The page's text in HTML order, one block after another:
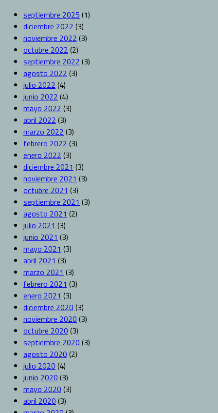
septiembre 2025 (1)
diciembre 2022 (3)
noviembre 2022 (3)
octubre 2022 (2)
septiembre 2022 (3)
agosto 2022 (3)
julio 2022 (4)
junio 2022 (4)
mayo 2022 (3)
abril 2022 (3)
marzo 2022 (3)
febrero 2022 (3)
enero 2022 (3)
diciembre 2021 (3)
noviembre 2021 (3)
octubre 2021 (3)
septiembre 2021 (3)
agosto 2021 (2)
julio 2021 (3)
junio 2021 (3)
mayo 2021 (3)
abril 2021 (3)
marzo 2021 (3)
febrero 2021 (3)
enero 2021 (3)
diciembre 2020 (3)
noviembre 2020 (3)
octubre 2020 (3)
septiembre 2020 (3)
agosto 2020 (2)
julio 2020 (4)
junio 2020 (3)
mayo 2020 (3)
abril 2020 (3)